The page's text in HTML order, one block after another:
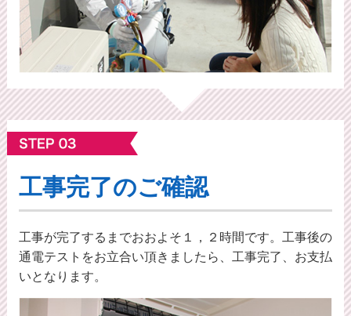
工事完了のご確認
工事が完了するまでおおよそ１，２時間です。工事後の
通電テストをお立合い頂きましたら、工事完了、お支払
いとなります。